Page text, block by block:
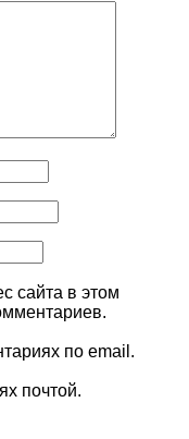
сайта в этом
по email.
почтой.